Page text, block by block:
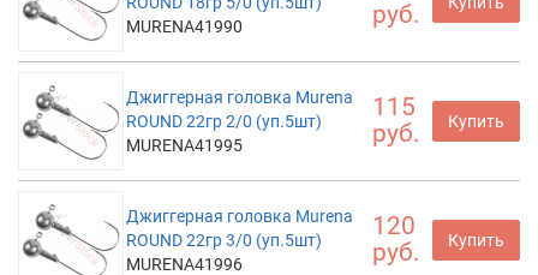
MURENA41990
руб.
Джиггерная головка Murena
ROUND 22гр 2/0 (уп.5шт)
MURENA41995
115
руб.
Купить
Джиггерная головка Murena
ROUND 22гр 3/0 (уп.5шт)
MURENA41996
120
руб.
Купить